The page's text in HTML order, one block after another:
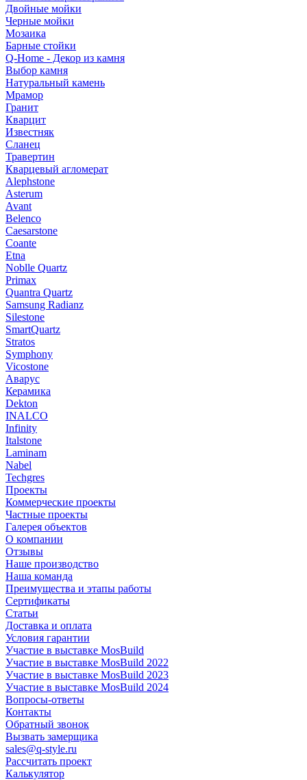
Двойные мойки
Черные мойки
Мозаика
Барные стойки
Q-Home - Декор из камня
Выбор камня
Натуральный камень
Мрамор
Гранит
Кварцит
Известняк
Сланец
Травертин
Кварцевый агломерат
Alephstone
Asterum
Avant
Belenco
Caesarstone
Coante
Etna
Noblle Quartz
Primax
Quantra Quartz
Samsung Radianz
Silestone
SmartQuartz
Stratos
Symphony
Vicostone
Аварус
Керамика
Dekton
INALCO
Infinity
Italstone
Laminam
Nabel
Techgres
Проекты
Коммерческие проекты
Частные проекты
Галерея объектов
О компании
Отзывы
Наше производство
Наша команда
Преимущества и этапы работы
Сертификаты
Статьи
Доставка и оплата
Условия гарантии
Участие в выставке MosBuild
Участие в выставке MosBuild 2022
Участие в выставке MosBuild 2023
Участие в выставке MosBuild 2024
Вопросы-ответы
Контакты
Обратный звонок
Вызвать замерщика
sales@q-style.ru
Рассчитать проект
Калькулятор